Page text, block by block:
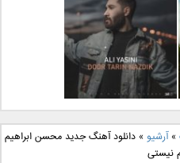
دانلود آهنگ جدید فرزاد
فرزین بنام آتیش
دانلود آهنگ جدید علی
یاسینی بنام دورترین نزدیک»آرشیو »دانلود آهنگ جدید محسن ابراهیم
نیستی